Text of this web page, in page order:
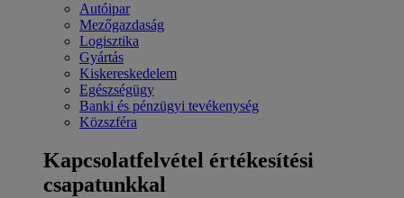
Autóipar
Mezőgazdaság
Logisztika
Gyártás
Kiskereskedelem
Egészségügy
Banki és pénzügyi tevékenység
Közszféra
Kapcsolatfelvétel értékesítési
csapatunkkal